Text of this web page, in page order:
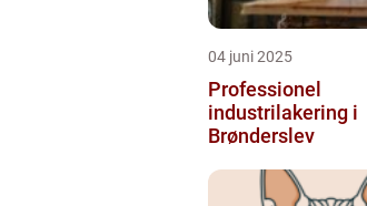
04 juni 2025
Professionel
industrilakering i
Brønderslev